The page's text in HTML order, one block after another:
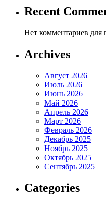
Recent
Нет комментариев для
Archives
Август 2026
Июль 2026
Июнь 2026
Май 2026
Апрель 2026
Март 2026
Февраль 2026
Декабрь 2025
Ноябрь 2025
Октябрь 2025
Сентябрь 2025
Categories